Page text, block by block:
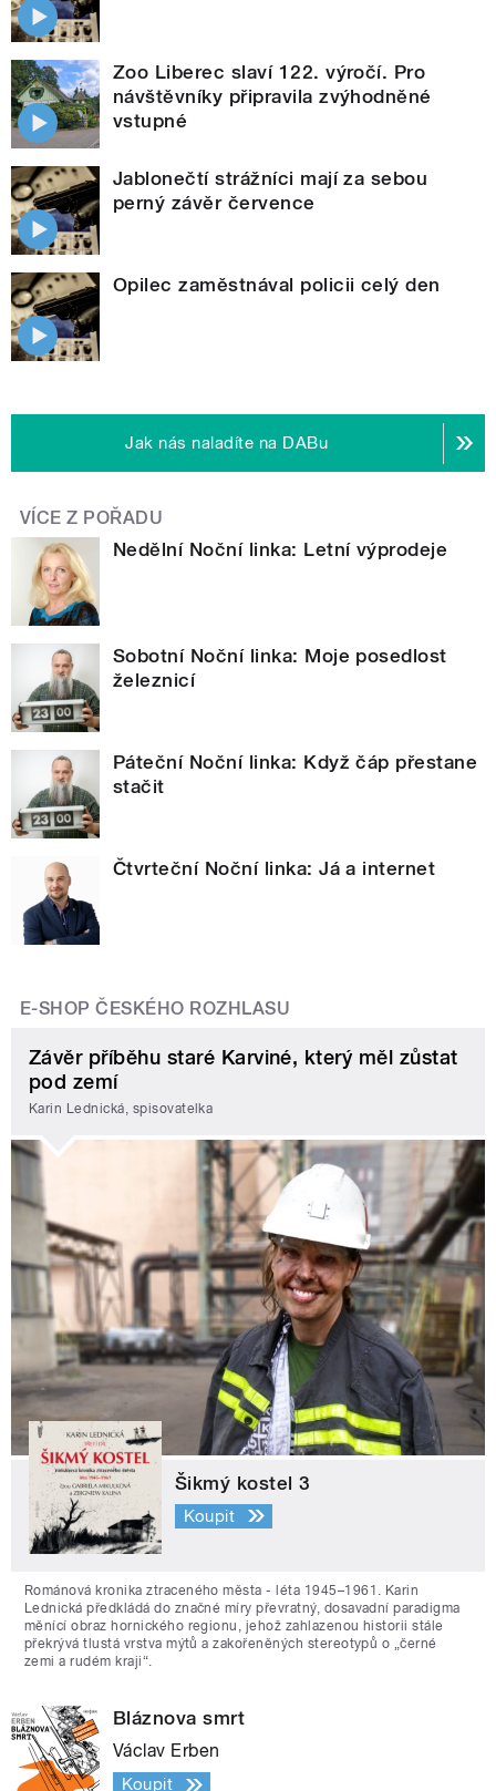
Zoo Liberec slaví 122. výročí. Pro
návštěvníky připravila zvýhodněné
vstupné
Jablonečtí strážníci mají za sebou
perný závěr července
Opilec zaměstnával policii celý den
Jak nás naladíte na DABu
VÍCE Z POŘADU
Nedělní Noční linka: Letní výprodeje
Sobotní Noční linka: Moje posedlost
železnicí
Páteční Noční linka: Když čáp přestane
stačit
Čtvrteční Noční linka: Já a internet
E-SHOP ČESKÉHO ROZHLASU
Závěr příběhu staré Karviné, který měl zůstat
pod zemí
Karin Lednická, spisovatelka
Šikmý kostel 3
Koupit
Románová kronika ztraceného města - léta 1945–1961. Karin
Lednická předkládá do značné míry převratný, dosavadní paradigma
měnící obraz hornického regionu, jehož zahlazenou historii stále
překrývá tlustá vrstva mýtů a zakořeněných stereotypů o „černé
zemi a rudém kraji“.
Bláznova smrt
Václav Erben
Koupit